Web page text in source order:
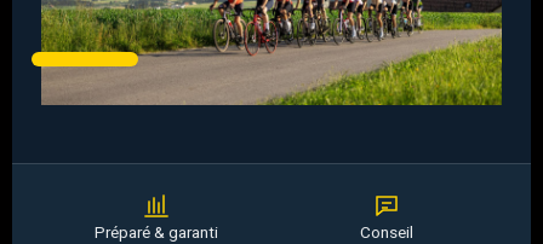
Préparé & garanti
Conseil